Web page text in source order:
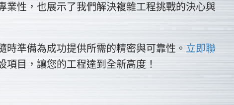
性，也展示了我們解決複雜工程挑戰的決心與
準備為成功提供所需的精密與可靠性。 立即聯
項目，讓您的工程達到全新高度！